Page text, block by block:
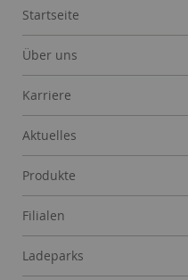
Startseite
Über uns
Karriere
Aktuelles
Produkte
Filialen
Ladeparks